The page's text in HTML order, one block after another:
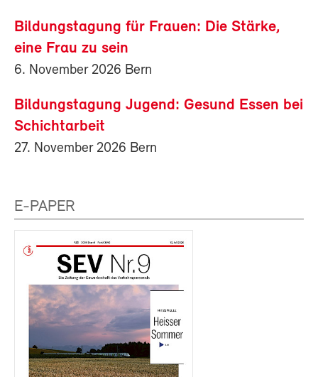
Bildungstagung für Frauen: Die Stärke,
eine Frau zu sein
6. November 2026 Bern
Bildungstagung Jugend: Gesund Essen bei
Schichtarbeit
27. November 2026 Bern
E-PAPER